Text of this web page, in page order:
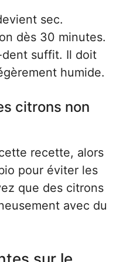
sec.
dès 30 minutes.
suffit. Il doit
humide.
citrons non
recette, alors
pour éviter les
que des citrons
avec du